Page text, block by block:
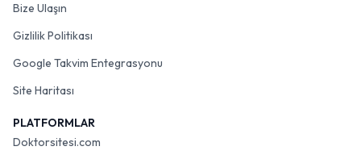
Bize Ulaşın
Gizlilik Politikası
Google Takvim Entegrasyonu
Site Haritası
PLATFORMLAR
Doktorsitesi.com